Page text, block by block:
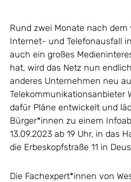
Rund zwei Monate nach
Internet- und Telefonausfall
auch ein großes
hat, wird das Netz nun
anderes Unternehmen neu
Telekommunikationsanbieter
dafür Pläne entwickelt und
Bürger*innen zu einem
13.09.2023 ab 19 Uhr, in das
die Erbeskopfstraße 11 in
Die Fachexpert*innen von